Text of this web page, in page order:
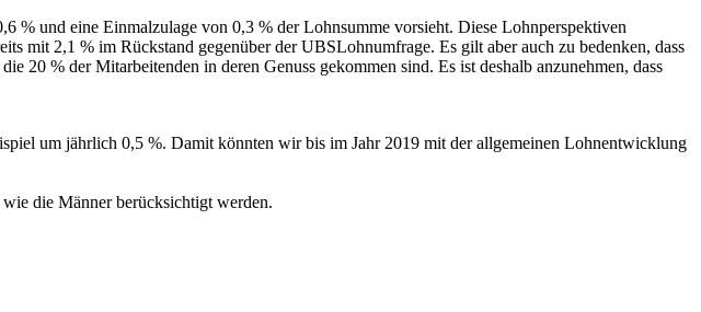
% und eine Einmalzulage von 0,3 % der Lohnsumme vorsieht. Diese Lohnperspektiven
mit 2,1 % im Rückstand gegenüber der UBSLohnumfrage. Es gilt aber auch zu bedenken, dass
20 % der Mitarbeitenden in deren Genuss gekommen sind. Es ist deshalb anzunehmen, dass
um jährlich 0,5 %. Damit könnten wir bis im Jahr 2019 mit der allgemeinen Lohnentwicklung
die Männer berücksichtigt werden.